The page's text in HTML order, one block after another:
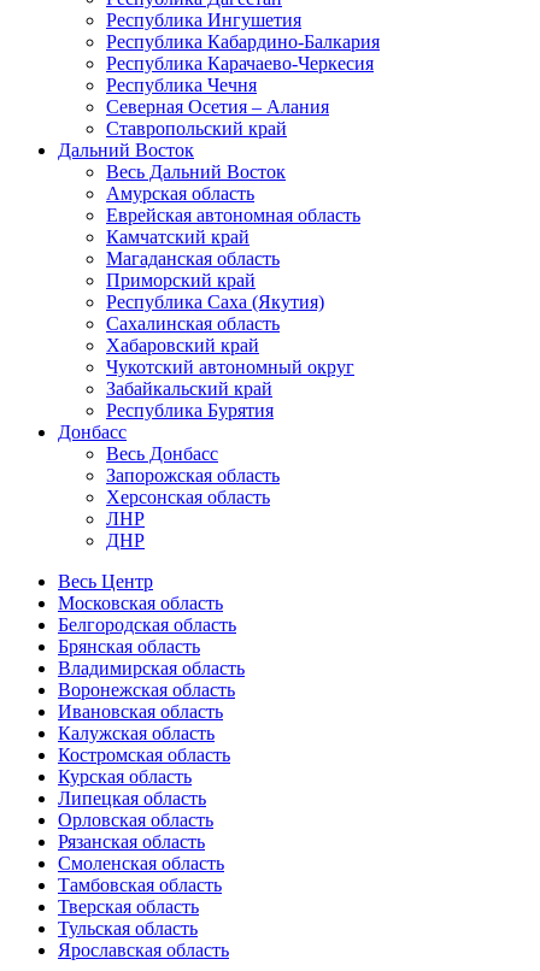
Республика Ингушетия
Республика Кабардино-Балкария
Республика Карачаево-Черкесия
Республика Чечня
Северная Осетия – Алания
Ставропольский край
Дальний Восток
Весь Дальний Восток
Амурская область
Еврейская автономная область
Камчатский край
Магаданская область
Приморский край
Республика Саха (Якутия)
Сахалинская область
Хабаровский край
Чукотский автономный округ
Забайкальский край
Республика Бурятия
Донбасс
Весь Донбасс
Запорожская область
Херсонская область
ЛНР
ДНР
Весь Центр
Московская область
Белгородская область
Брянская область
Владимирская область
Воронежская область
Ивановская область
Калужская область
Костромская область
Курская область
Липецкая область
Орловская область
Рязанская область
Смоленская область
Тамбовская область
Тверская область
Тульская область
Ярославская область